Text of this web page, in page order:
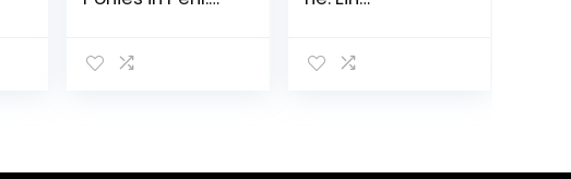
Hardcover –
Gebundene